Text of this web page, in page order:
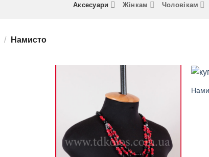
Аксесуари Жінкам Чоловікам
/ Намисто